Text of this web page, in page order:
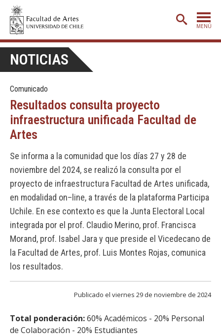
MENÚ
ADMISIÓN
CARRERAS
CREACIÓNE INVESTIGACIÓN
BIBLIOTECA
DEPARTAMENTOS
FACULTAD
Estudiantes
Académicas/os
Funcionarias/os
NOTICIAS
Comunicado
Resultados consulta proyecto
infraestructura unificada Facultad de
Artes
Se informa a la comunidad que los días 27 y 28 de
noviembre del 2024, se realizó la consulta por el
proyecto de infraestructura Facultad de Artes unificada,
en modalidad on–line, a través de la plataforma Participa
Uchile. En ese contexto es que la Junta Electoral Local
integrada por el prof. Claudio Merino, prof. Francisca
Morand, prof. Isabel Jara y que preside el Vicedecano de
la Facultad de Artes, prof. Luis Montes Rojas, comunica
los resultados.
Publicado el viernes 29 de noviembre de 2024
Total ponderación:60% Académicos - 20% Personal
de Colaboración - 20% Estudiantes